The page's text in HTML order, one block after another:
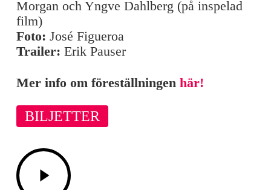
Morgan och Yngve Dahlberg (på inspelad
film)
Foto: José Figueroa
Trailer: Erik Pauser
Mer info om föreställningen här!
BILJETTER
Play
Video